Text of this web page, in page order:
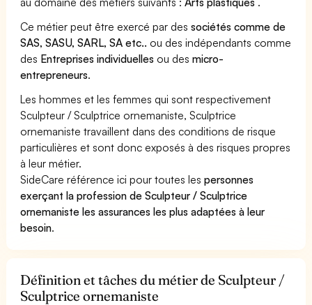
Ce métier peut être exercé par dessociétés comme de
SAS, SASU, SARL, SA etc.. ou des indépendants comme
des Entreprises individuelles ou desmicro-
entrepreneurs.
Les hommes et les femmes qui sont respectivement
Sculpteur / Sculptrice ornemaniste, Sculptrice
ornemaniste travaillent dans des conditions de risque
particulières et sont donc exposés à des risques propres
à leur métier.
SideCare référence ici pour toutes lespersonnes
exerçant la profession de Sculpteur / Sculptrice
ornemaniste les assurances les plus adaptées à leur
besoin.
Définition et tâches du métier de Sculpteur /
Sculptrice ornemaniste